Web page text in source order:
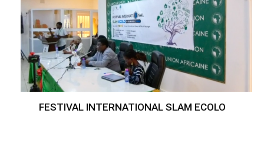
FESTIVAL INTERNATIONAL SLAM ECOLO